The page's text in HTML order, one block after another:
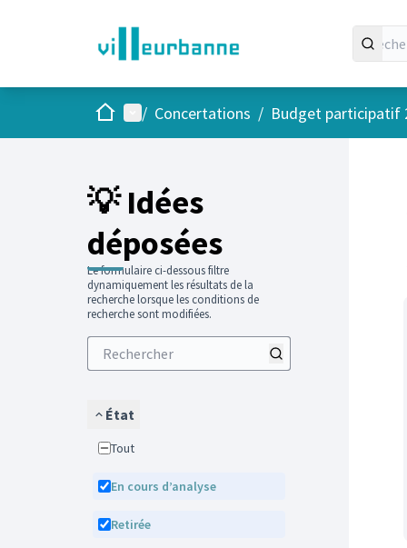
AccueilMenu principal
/ Concertations / Budget participatif
💡 Idées
déposées
Le formulaire ci-dessous filtre
dynamiquement les résultats de la
recherche lorsque les conditions de
recherche sont modifiées.
État
Tout
En cours d’analyse
Retirée